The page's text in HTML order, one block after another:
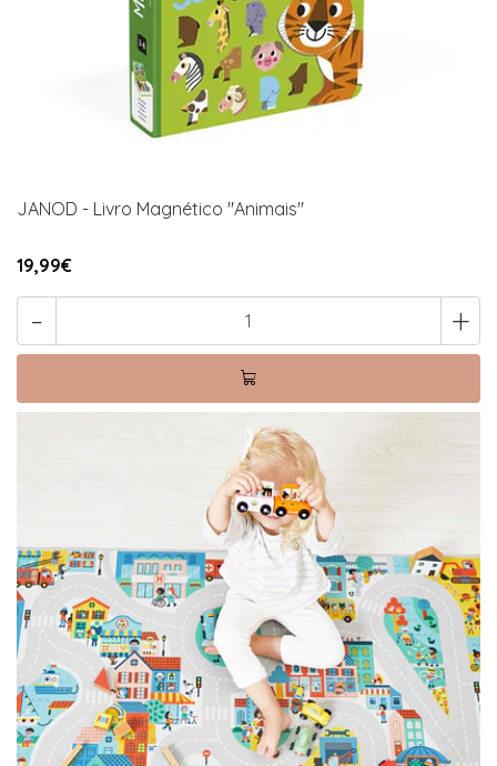
JANOD - Livro Magnético "Animais"
19,99€
- +